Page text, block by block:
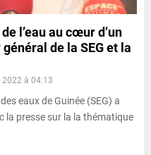
l’eau au cœur d’un
de la SEG et la
à 04:13
eaux de Guinée (SEG) a
la presse sur la la thématique